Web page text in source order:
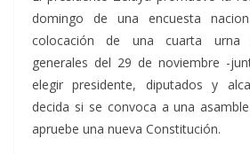
domingo de una encuesta
colocación de una cuarta urna
generales del 29 de noviembre -
elegir presidente, diputados y
decida si se convoca a una
apruebe una nueva Constitución.